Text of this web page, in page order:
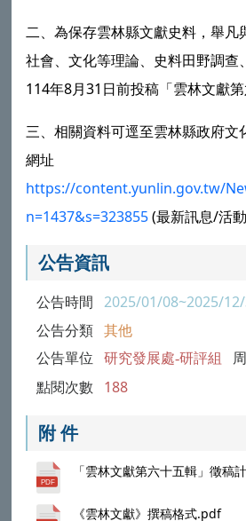
二、為保存雲林縣文獻史料，舉凡
社會、文化等理論、史料田野調查
114年8月31日前投稿「雲林文獻第
三、相關資料可逕至雲林縣政府文
網址
https://content.yunlin.gov.tw/
n=1437&s=323855(最新訊息/活
公告資訊
公告時間 2025/01/08~2025/12/
公告分類 其他
公告單位 研究發展處-研評組
點閱次數 188
附 件
「雲林文獻第六十五輯」徵稿
《雲林文獻》撰稿格式.pdf